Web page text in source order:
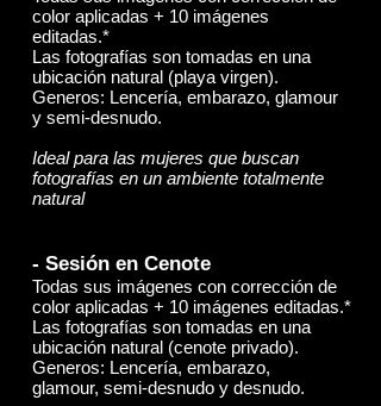
color aplicadas + 10 imágenes
editadas.*
Las fotografías son tomadas en una
ubicación natural (playa virgen).
Generos: Lencería, embarazo, glamour
y semi-desnudo.
Ideal para las mujeres que buscan
fotografías en un ambiente totalmente
natural
- Sesión en Cenote
Todas sus imágenes con corrección de
color aplicadas + 10 imágenes editadas.*
Las fotografías son tomadas en una
ubicación natural (cenote privado).
Generos: Lencería, embarazo,
glamour, semi-desnudo y desnudo.